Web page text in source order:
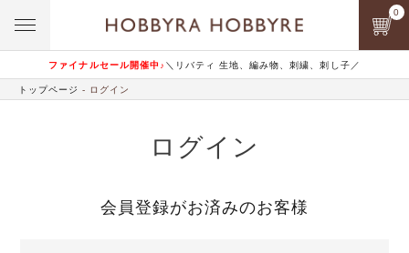
ファイナルセール開催中♪ ＼リバティ 生地、編み物、刺繍、刺し子／
0
トップページ ログイン
ログイン
会員登録がお済みのお客様